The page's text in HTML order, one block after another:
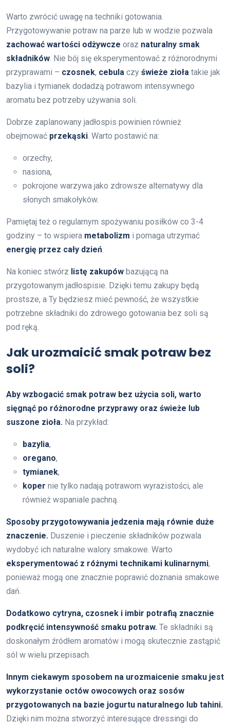
Warto zwrócić uwagę na techniki gotowania.
Przygotowywanie potraw na parze lub w wodzie pozwala
zachować wartości odżywcze oraz naturalny smak
składników. Nie bój się eksperymentować z różnorodnymi
przyprawami – czosnek, cebula czy świeże zioła takie jak
bazylia i tymianek dodadzą potrawom intensywnego
aromatu bez potrzeby używania soli.
Dobrze zaplanowany jadłospis powinien również
obejmować przekąski. Warto postawić na:
orzechy,
nasiona,
pokrojone warzywa jako zdrowsze alternatywy dla
słonych smakołyków.
Pamiętaj też o regularnym spożywaniu posiłków co 3-4
godziny – to wspiera metabolizm i pomaga utrzymać
energię przez cały dzień.
Na koniec stwórz listę zakupów bazującą na
przygotowanym jadłospisie. Dzięki temu zakupy będą
prostsze, a Ty będziesz mieć pewność, że wszystkie
potrzebne składniki do zdrowego gotowania bez soli są
pod ręką.
Jak urozmaicić smak potraw bez
soli?
Aby wzbogacić smak potraw bez użycia soli, warto
sięgnąć po różnorodne przyprawy oraz świeże lub
suszone zioła. Na przykład:
bazylia,
oregano,
tymianek,
koper nie tylko nadają potrawom wyrazistości, ale
również wspaniale pachną.
Sposoby przygotowywania jedzenia mają równie duże
znaczenie. Duszenie i pieczenie składników pozwala
wydobyć ich naturalne walory smakowe. Warto
eksperymentować z różnymi technikami kulinarnymi,
ponieważ mogą one znacznie poprawić doznania smakowe
dań.
Dodatkowo cytryna, czosnek i imbir potrafią znacznie
podkręcić intensywność smaku potraw. Te składniki są
doskonałym źródłem aromatów i mogą skutecznie zastąpić
sól w wielu przepisach.
Innym ciekawym sposobem na urozmaicenie smaku jest
wykorzystanie octów owocowych oraz sosów
przygotowanych na bazie jogurtu naturalnego lub tahini.
Dzięki nim można stworzyć interesujące dressingi do